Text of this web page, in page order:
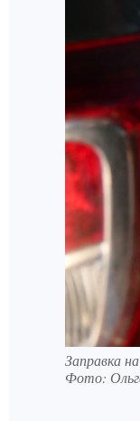
Заправка
Фото: